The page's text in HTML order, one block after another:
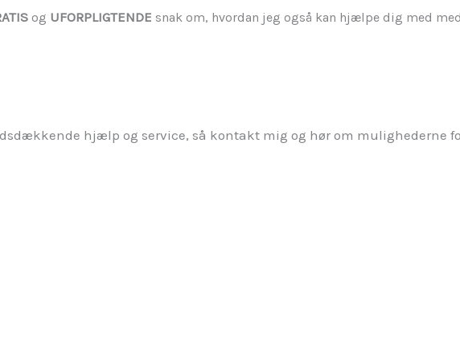
og UFORPLIGTENDE snak om, hvordan jeg også kan hjælpe dig med
hjælp og service, så kontakt mig og hør om mulighederne